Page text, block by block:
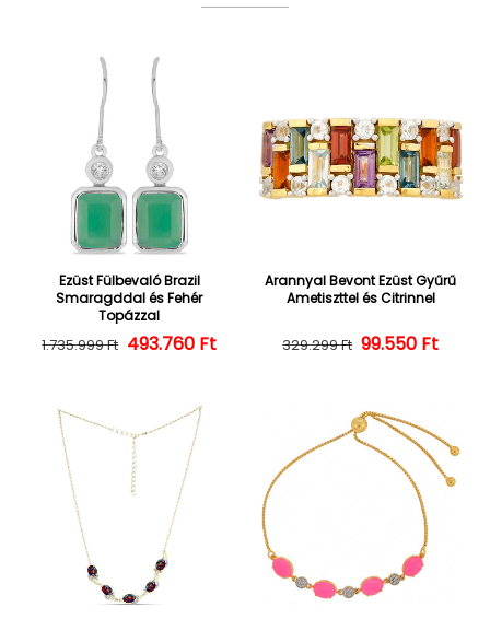
Ezüst Fülbevaló Brazil
Smaragddal és Fehér
Topázzal
Normál ár
1.735.999 Ft Kedvezményes ár
493.760 Ft
Arannyal Bevont Ezüst Gyűrű
Ametiszttel és Citrinnel
Normál ár
329.299 Ft 99.550 Ft